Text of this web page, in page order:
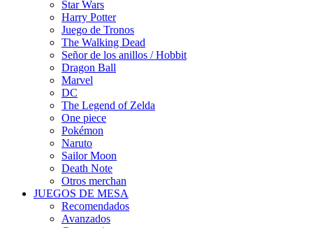
Star Wars
Harry Potter
Juego de Tronos
The Walking Dead
Señor de los anillos / Hobbit
Dragon Ball
Marvel
DC
The Legend of Zelda
One piece
Pokémon
Naruto
Sailor Moon
Death Note
Otros merchan
JUEGOS DE MESA
Recomendados
Avanzados